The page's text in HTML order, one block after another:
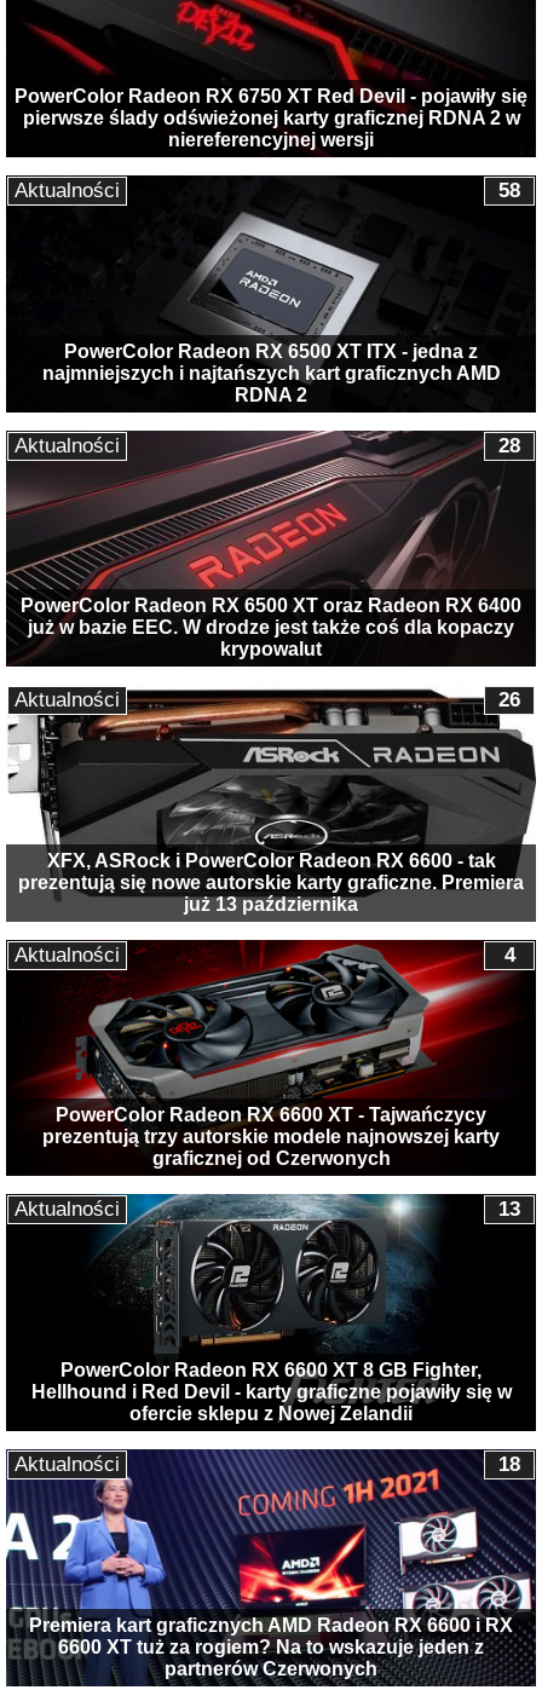
PowerColor Radeon RX 6750 XT Red Devil - pojawiły się
pierwsze ślady odświeżonej karty graficznej RDNA 2 w
niereferencyjnej wersji
PowerColor Radeon RX 6500 XT ITX - jedna z
najmniejszych i najtańszych kart graficznych AMD
RDNA 2
58
Aktualności
PowerColor Radeon RX 6500 XT oraz Radeon RX 6400
już w bazie EEC. W drodze jest także coś dla kopaczy
krypowalut
28
Aktualności
XFX, ASRock i PowerColor Radeon RX 6600 - tak
prezentują się nowe autorskie karty graficzne. Premiera
już 13 października
26
Aktualności
PowerColor Radeon RX 6600 XT - Tajwańczycy
prezentują trzy autorskie modele najnowszej karty
graficznej od Czerwonych
4
Aktualności
PowerColor Radeon RX 6600 XT 8 GB Fighter,
Hellhound i Red Devil - karty graficzne pojawiły się w
ofercie sklepu z Nowej Zelandii
13
Aktualności
Premiera kart graficznych AMD Radeon RX 6600 i RX
6600 XT tuż za rogiem? Na to wskazuje jeden z
partnerów Czerwonych
18
Aktualności